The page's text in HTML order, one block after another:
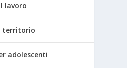
lavoro
territorio
adolescenti